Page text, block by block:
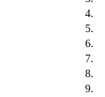
4.
5.
6.
7.
8.
9.